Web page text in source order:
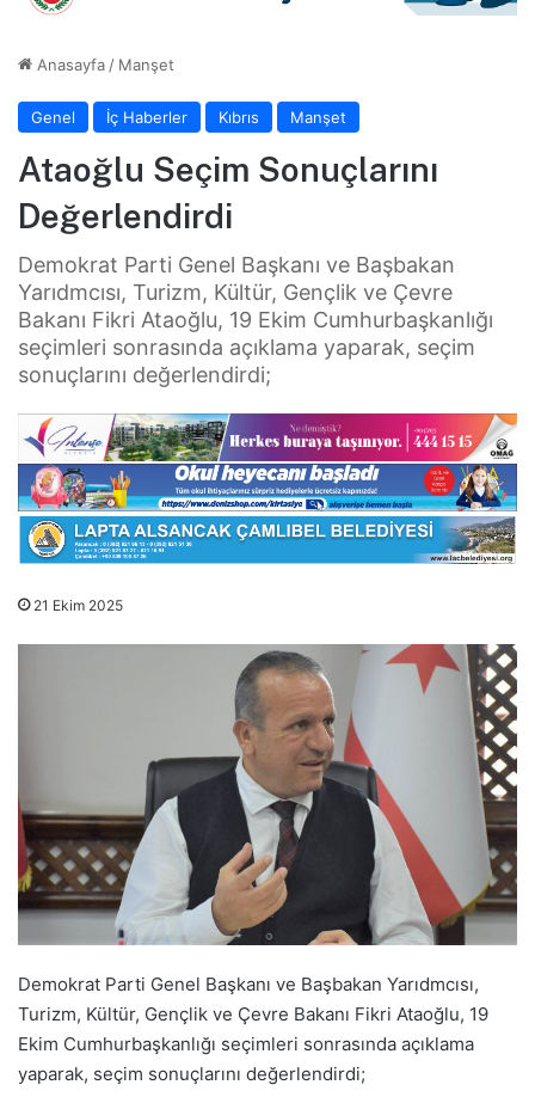
Anasayfa / Manşet
Genel İç Haberler Kıbrıs Manşet
Ataoğlu Seçim Sonuçlarını
Değerlendirdi
Demokrat Parti Genel Başkanı ve Başbakan
Yarıdmcısı, Turizm, Kültür, Gençlik ve Çevre
Bakanı Fikri Ataoğlu, 19 Ekim Cumhurbaşkanlığı
seçimleri sonrasında açıklama yaparak, seçim
sonuçlarını değerlendirdi;
21 Ekim 2025
Demokrat Parti Genel Başkanı ve Başbakan Yarıdmcısı,
Turizm, Kültür, Gençlik ve Çevre Bakanı Fikri Ataoğlu, 19
Ekim Cumhurbaşkanlığı seçimleri sonrasında açıklama
yaparak, seçim sonuçlarını değerlendirdi;